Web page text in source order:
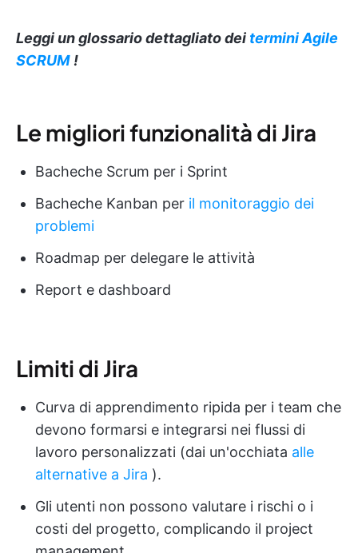
Leggi un glossario dettagliato dei termini Agile
SCRUM !
Le migliori funzionalità di Jira
Bacheche Scrum per i Sprint
Bacheche Kanban per il monitoraggio dei
problemi
Roadmap per delegare le attività
Report e dashboard
Limiti di Jira
Curva di apprendimento ripida per i team che
devono formarsi e integrarsi nei flussi di
lavoro personalizzati (dai un'occhiata alle
alternative a Jira ).
Gli utenti non possono valutare i rischi o i
costi del progetto, complicando il project